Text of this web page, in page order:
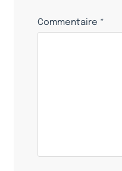
Commentaire *